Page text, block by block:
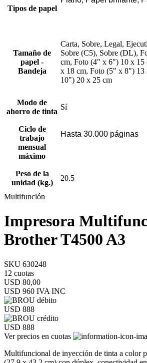
Tipos de papel
Tamaño de
papel -
Bandeja
Carta, Sobre, Legal,
Sobre (C5), Sobre (DL),
cm, Foto (4" x 6") 10 x
x 18 cm, Foto (5" x 8")
10") 20 x 25 cm
Modo de
ahorro de tinta
Sí
Ciclo de
trabajo
mensual
máximo
Hasta 30.000 páginas
Peso de la
unidad (kg.)
20.5
Multifunción
Impresora
Brother T4500 A3
SKU 630248
12 cuotas
USD 80,00
USD 960 IVA INC
USD 888
USD 888
Ver precios en cuotas
Multifuncional de inyección de tinta a color